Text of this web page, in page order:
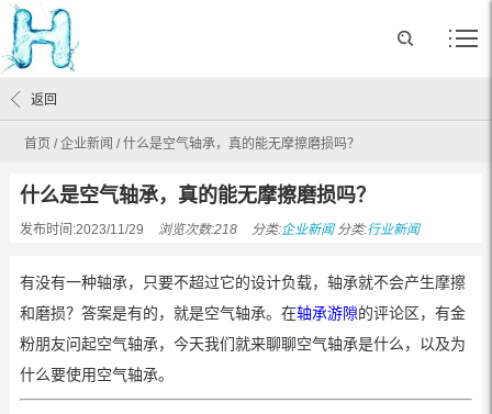
首页 /企业新闻 /什么是空气轴承，真的能无摩擦磨损吗？
返回
什么是空气轴承，真的能无摩擦磨损吗？
发布时间:2023/11/29 浏览次数:218 分类:企业新闻分类:行业新闻
有没有一种轴承，只要不超过它的设计负载，轴承就不会产生摩擦
和磨损？答案是有的，就是空气轴承。在轴承游隙的评论区，有金
粉朋友问起空气轴承，今天我们就来聊聊空气轴承是什么，以及为
什么要使用空气轴承。